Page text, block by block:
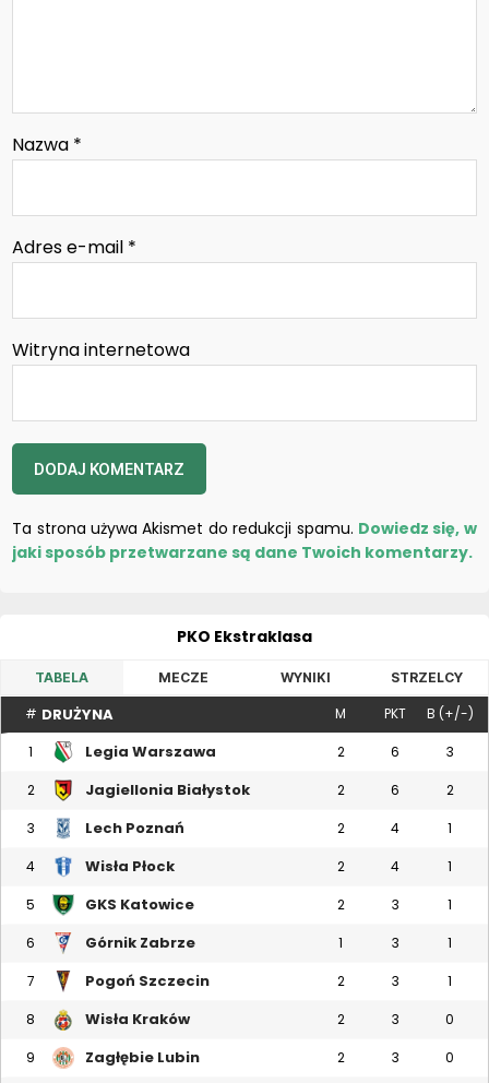
Nazwa *
Adres e-mail *
Witryna internetowa
Ta strona używa Akismet do redukcji spamu. Dowiedz się, w
jaki sposób przetwarzane są dane Twoich komentarzy.
PKO Ekstraklasa
TABELA MECZE WYNIKI STRZELCY
# DRUŻYNA M PKT B (+/-)
1 Legia Warszawa 2 6 3
2 Jagiellonia Białystok 2 6 2
3 Lech Poznań 2 4 1
4 Wisła Płock 2 4 1
5 GKS Katowice 2 3 1
6 Górnik Zabrze 1 3 1
7 Pogoń Szczecin 2 3 1
8 Wisła Kraków 2 3 0
9 Zagłębie Lubin 2 3 0